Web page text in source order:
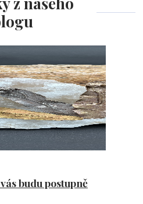
budu postupně